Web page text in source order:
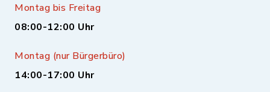
Montag bis Freitag
08:00-12:00 Uhr
Montag (nur Bürgerbüro)
14:00-17:00 Uhr